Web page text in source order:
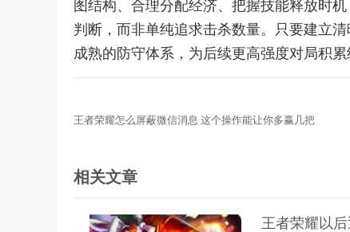
图结构、合理分配经济、把握技能释放时
判断，而非单纯追求击杀数量。只要建立
成熟的防守体系，为后续更高强度对局积累
王者荣耀怎么屏蔽微信消息 这个操作能让你多赢几把
相关文章
王者荣耀以